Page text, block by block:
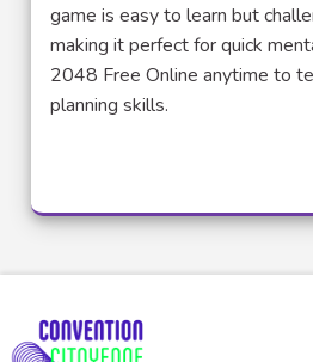
game is easy to learn but
making it perfect for quick
2048 Free Online anytime to
planning skills.